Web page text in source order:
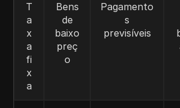
T
a
x
a
fi
x
a
Bens
de
baixo
preç
o
Pagamento
s
previsíveis